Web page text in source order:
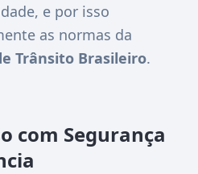
e por isso
as normas da
Trânsito Brasileiro.
com Segurança